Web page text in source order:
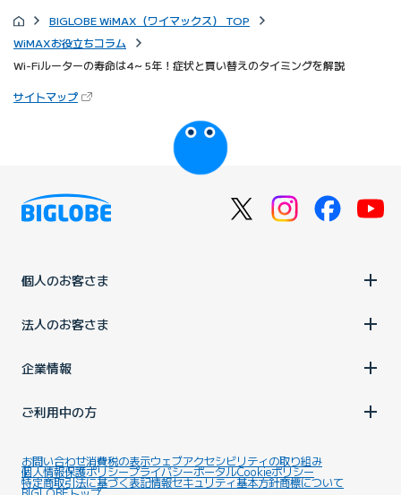
BIGLOBE WiMAX（ワイマックス） TOP
WiMAXお役立ちコラム
Wi-Fiルーターの寿命は4～5年！症状と買い替えのタイミングを解説
サイトマップ（新しいタブで開きます）
個人のお客さま
法人のお客さま
企業情報
ご利用中の方
お問い合わせ消費税の表示ウェブアクセシビリティの取り組み
個人情報保護ポリシープライバシーポータルCookieポリシー
特定商取引法に基づく表記情報セキュリティ基本方針商標について